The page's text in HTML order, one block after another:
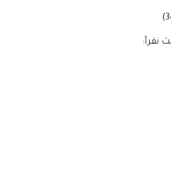
نقرأ: